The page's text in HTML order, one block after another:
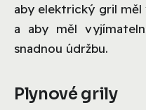
aby elektrický gril
a aby měl
snadnou údržbu.
Plynové grily